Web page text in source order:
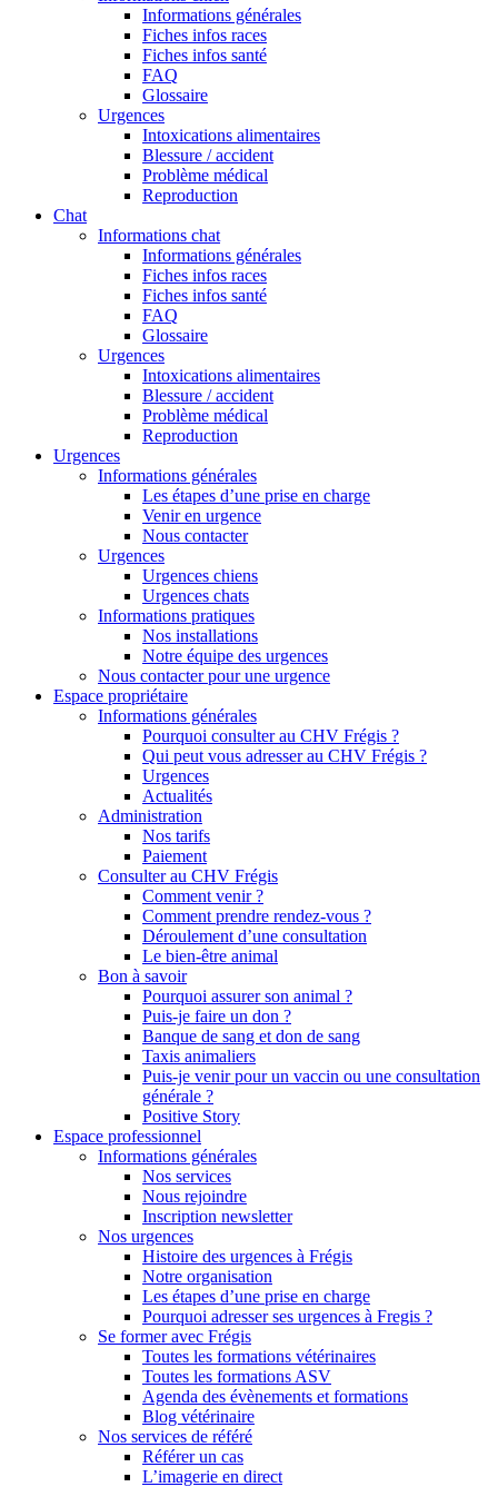
Informations générales
Fiches infos races
Fiches infos santé
FAQ
Glossaire
Urgences
Intoxications alimentaires
Blessure / accident
Problème médical
Reproduction
Chat
Informations chat
Informations générales
Fiches infos races
Fiches infos santé
FAQ
Glossaire
Urgences
Intoxications alimentaires
Blessure / accident
Problème médical
Reproduction
Urgences
Informations générales
Les étapes d’une prise en charge
Venir en urgence
Nous contacter
Urgences
Urgences chiens
Urgences chats
Informations pratiques
Nos installations
Notre équipe des urgences
Nous contacter pour une urgence
Espace propriétaire
Informations générales
Pourquoi consulter au CHV Frégis ?
Qui peut vous adresser au CHV Frégis ?
Urgences
Actualités
Administration
Nos tarifs
Paiement
Consulter au CHV Frégis
Comment venir ?
Comment prendre rendez-vous ?
Déroulement d’une consultation
Le bien-être animal
Bon à savoir
Pourquoi assurer son animal ?
Puis-je faire un don ?
Banque de sang et don de sang
Taxis animaliers
Puis-je venir pour un vaccin ou une consultation
générale ?
Positive Story
Espace professionnel
Informations générales
Nos services
Nous rejoindre
Inscription newsletter
Nos urgences
Histoire des urgences à Frégis
Notre organisation
Les étapes d’une prise en charge
Pourquoi adresser ses urgences à Fregis ?
Se former avec Frégis
Toutes les formations vétérinaires
Toutes les formations ASV
Agenda des évènements et formations
Blog vétérinaire
Nos services de référé
Référer un cas
L’imagerie en direct